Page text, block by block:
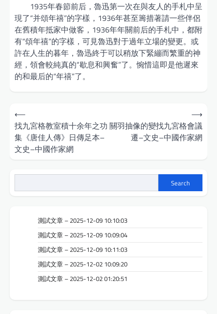
1935年春節前后，魯迅第一次在與友人的手札中呈
現了“并頌年禧”的字樣，1936年甚至籌措著請一些伴侶
在舊積年抵家中做客，1936年年關前后的手札中，都附
有“頌年禧”的字樣，可見魯迅對于過年立場的變更。或
許在人生的暮年，魯迅終于可以稍放下緊繃而繁重的神
經，領會較純真的“歇息和興奮”了。惋惜這即是他遲來
的和最后的“年禧”了。
Post
navigation
⟵
找九宮格教室積十余年之功
集《唐佳人傳》日傳足本–
文史–中國作家網
關羽抽像的變找九宮格會議
遷–文史–中國作家網
⟶
Search
測試文章 – 2025-12-09 10:10:03
測試文章 – 2025-12-09 10:09:04
測試文章 – 2025-12-09 10:11:03
測試文章 – 2025-12-02 10:09:20
測試文章 – 2025-12-02 01:20:51